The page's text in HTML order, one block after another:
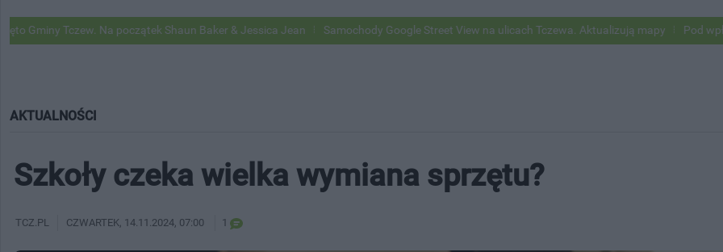
Na początek Shaun Baker & Jessica Jean Samochody Google Street View na ulicach Tczewa. Aktualizują mapy Pod wpływem
AKTUALNOŚCI
Szkoły czeka wielka wymiana sprzętu?
TCZ.PL CZWARTEK, 14.11.2024, 07:00 1